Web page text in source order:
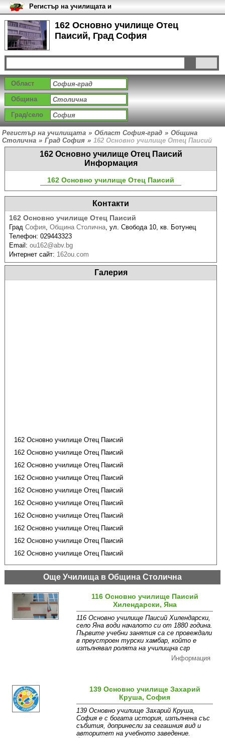
162 Основно училище Отец
Паисий, Град София
Регистър на училищата и
университетите в България
Област
Община
Град/село
Регистър на училищата » Област София-град » Община
Столична » Град София » 162 Основно училище Отец Паисий
162 Основно училище Отец Паисий
Информация
162 Основно училище Отец Паисий
Контакти
162 Основно училище Отец Паисий
ГрадСофия,Община Столична,ул. Свобода 10, кв. Ботунец
Телефон:029443323
Email:ou162@abv.bg
Интернет сайт: 162ou.com
Галерия
162 Основно училище Отец Паисий
162 Основно училище Отец Паисий
162 Основно училище Отец Паисий
162 Основно училище Отец Паисий
162 Основно училище Отец Паисий
162 Основно училище Отец Паисий
162 Основно училище Отец Паисий
162 Основно училище Отец Паисий
162 Основно училище Отец Паисий
162 Основно училище Отец Паисий
Още Училища в Община Столична
116 Основно училище Паисий
Хилендарски, Яна
116 Основно училище Паисий Хилендарски,
село Яна води началото си от 1880 година.
Първите учебни занятия са се провеждали
в преустроен турски хамбар, който е
изпълнявал ролята на училищна сгр
Информация
139 Основно училище Захарий
Круша, София
139 Основно училище Захарий Круша,
София е с богата история, изпълнена със
събития, допринесли за сегашния вид и
авторитет на учебното заведение.